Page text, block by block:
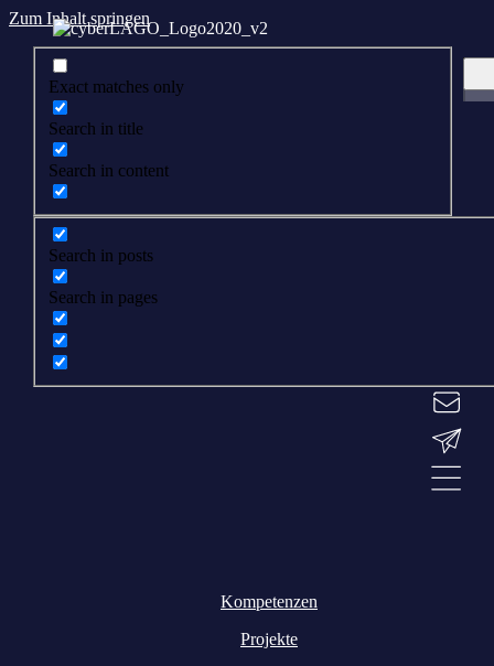
Zum Inhalt springen
Exact matches only
Search in title
Search in content
Search in posts
Search in pages
Kompetenzen
Projekte